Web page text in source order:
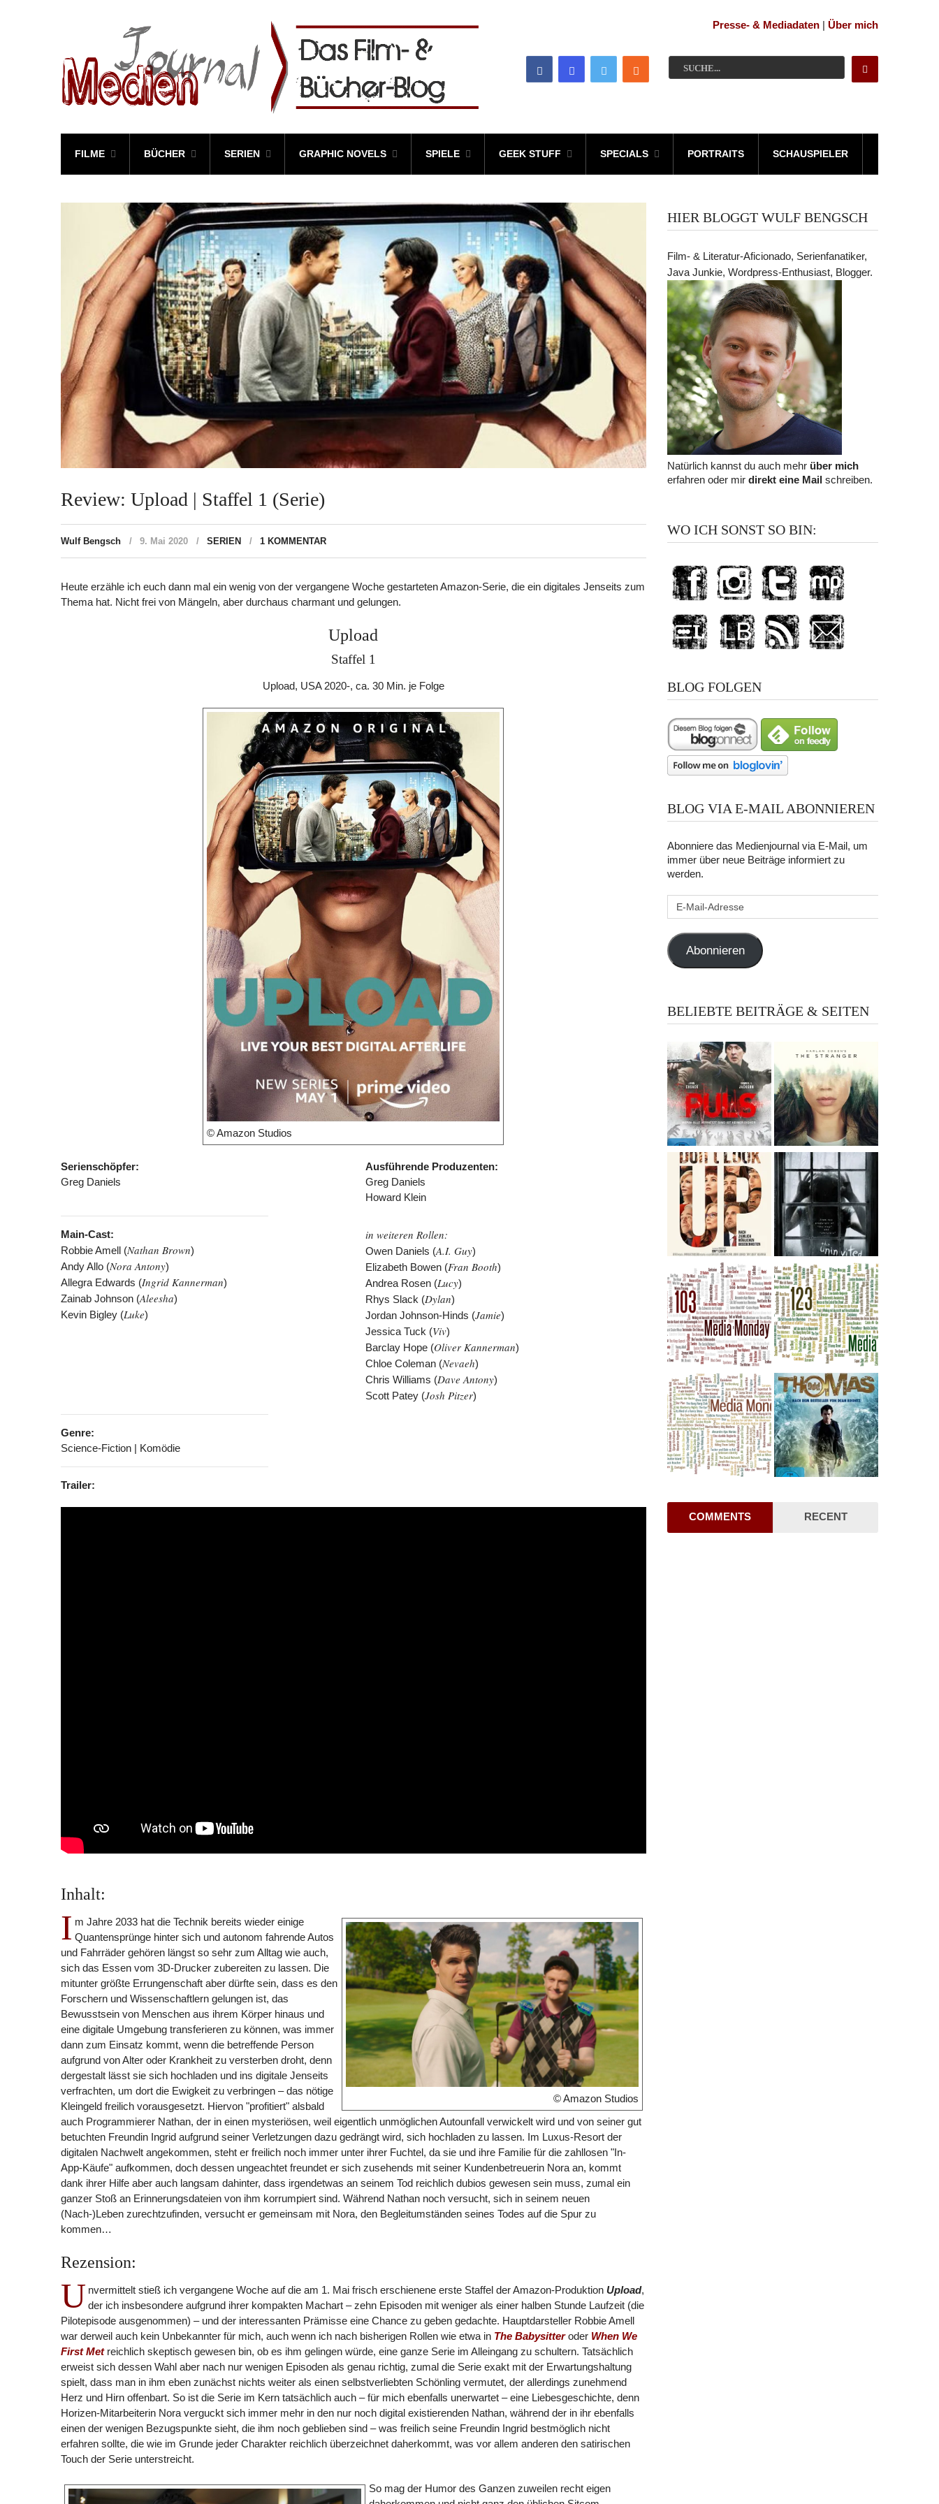
Presse- & Mediadaten | Über mich
FILME BÜCHER SERIEN GRAPHIC NOVELS SPIELE GEEK STUFF SPECIALS PORTRAITS SCHAUSPIELER
Review: Upload | Staffel 1 (Serie)
Wulf Bengsch 9. Mai 2020 SERIEN 1 KOMMENTAR
Heute erzähle ich euch dann mal ein wenig von der vergangene Woche gestarteten Amazon-Serie, die ein digitales Jenseits zum
Thema hat. Nicht frei von Mängeln, aber durchaus charmant und gelungen.
Upload
Staffel 1
Upload, USA 2020-, ca. 30 Min. je Folge
© Amazon Studios
Serienschöpfer:
Greg Daniels
Ausführende Produzenten:
Greg Daniels
Howard Klein
Main-Cast:
Robbie Amell (Nathan Brown)
Andy Allo (Nora Antony)
Allegra Edwards (Ingrid Kannerman)
Zainab Johnson (Aleesha)
Kevin Bigley (Luke)
in weiteren Rollen:
Owen Daniels (A.I. Guy)
Elizabeth Bowen (Fran Booth)
Andrea Rosen (Lucy)
Rhys Slack (Dylan)
Jordan Johnson-Hinds (Jamie)
Jessica Tuck (Viv)
Barclay Hope (Oliver Kannerman)
Chloe Coleman (Nevaeh)
Chris Williams (Dave Antony)
Scott Patey (Josh Pitzer)
Genre:
Science-Fiction | Komödie
Trailer:
Inhalt:
© Amazon Studios
I m Jahre 2033 hat die Technik bereits wieder einige
Quantensprünge hinter sich und autonom fahrende Autos
und Fahrräder gehören längst so sehr zum Alltag wie auch,
sich das Essen vom 3D-Drucker zubereiten zu lassen. Die
mitunter größte Errungenschaft aber dürfte sein, dass es den
Forschern und Wissenschaftlern gelungen ist, das
Bewusstsein von Menschen aus ihrem Körper hinaus und
eine digitale Umgebung transferieren zu können, was immer
dann zum Einsatz kommt, wenn die betreffende Person
aufgrund von Alter oder Krankheit zu versterben droht, denn
dergestalt lässt sie sich hochladen und ins digitale Jenseits
verfrachten, um dort die Ewigkeit zu verbringen – das nötige
Kleingeld freilich vorausgesetzt. Hiervon "profitiert" alsbald
auch Programmierer Nathan, der in einen mysteriösen, weil eigentlich unmöglichen Autounfall verwickelt wird und von seiner gut
betuchten Freundin Ingrid aufgrund seiner Verletzungen dazu gedrängt wird, sich hochladen zu lassen. Im Luxus-Resort der
digitalen Nachwelt angekommen, steht er freilich noch immer unter ihrer Fuchtel, da sie und ihre Familie für die zahllosen "In-
App-Käufe" aufkommen, doch dessen ungeachtet freundet er sich zusehends mit seiner Kundenbetreuerin Nora an, kommt
dank ihrer Hilfe aber auch langsam dahinter, dass irgendetwas an seinem Tod reichlich dubios gewesen sein muss, zumal ein
ganzer Stoß an Erinnerungsdateien von ihm korrumpiert sind. Während Nathan noch versucht, sich in seinem neuen
(Nach-)Leben zurechtzufinden, versucht er gemeinsam mit Nora, den Begleitumständen seines Todes auf die Spur zu
kommen…
Rezension:
U nvermittelt stieß ich vergangene Woche auf die am 1. Mai frisch erschienene erste Staffel der Amazon-Produktion Upload,
der ich insbesondere aufgrund ihrer kompakten Machart – zehn Episoden mit weniger als einer halben Stunde Laufzeit (die
Pilotepisode ausgenommen) – und der interessanten Prämisse eine Chance zu geben gedachte. Hauptdarsteller Robbie Amell
war derweil auch kein Unbekannter für mich, auch wenn ich nach bisherigen Rollen wie etwa in The Babysitteroder When We
First Metreichlich skeptisch gewesen bin, ob es ihm gelingen würde, eine ganze Serie im Alleingang zu schultern. Tatsächlich
erweist sich dessen Wahl aber nach nur wenigen Episoden als genau richtig, zumal die Serie exakt mit der Erwartungshaltung
spielt, dass man in ihm eben zunächst nichts weiter als einen selbstverliebten Schönling vermutet, der allerdings zunehmend
Herz und Hirn offenbart. So ist die Serie im Kern tatsächlich auch – für mich ebenfalls unerwartet – eine Liebesgeschichte, denn
Horizen-Mitarbeiterin Nora verguckt sich immer mehr in den nur noch digital existierenden Nathan, während der in ihr ebenfalls
einen der wenigen Bezugspunkte sieht, die ihm noch geblieben sind – was freilich seine Freundin Ingrid bestmöglich nicht
erfahren sollte, die wie im Grunde jeder Charakter reichlich überzeichnet daherkommt, was vor allem anderen den satirischen
Touch der Serie unterstreicht.
So mag der Humor des Ganzen zuweilen recht eigen
HIER BLOGGT WULF BENGSCH
Film- & Literatur-Aficionado, Serienfanatiker,
Java Junkie, Wordpress-Enthusiast, Blogger.
Natürlich kannst du auch mehr über mich
erfahren oder mirdirekt eine Mail schreiben.
WO ICH SONST SO BIN:
BLOG FOLGEN
BLOG VIA E-MAIL ABONNIEREN
Abonniere das Medienjournal via E-Mail, um
immer über neue Beiträge informiert zu
werden.
E-
Abonnieren
BELIEBTE BEITRÄGE & SEITEN
COMMENTS RECENT